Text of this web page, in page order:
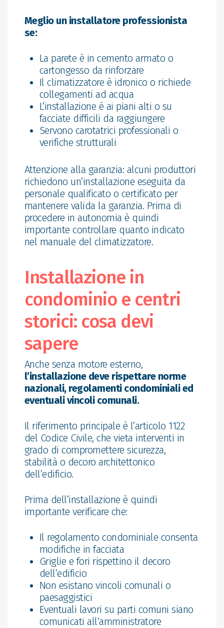
Meglio un installatore professionista
se:
La parete è in cemento armato o
cartongesso da rinforzare
Il climatizzatore è idronico o richiede
collegamenti ad acqua
L’installazione è ai piani alti o su
facciate difficili da raggiungere
Servono carotatrici professionali o
verifiche strutturali
Attenzione alla garanzia: alcuni produttori
richiedono un’installazione eseguita da
personale qualificato o certificato per
mantenere valida la garanzia. Prima di
procedere in autonomia è quindi
importante controllare quanto indicato
nel manuale del climatizzatore.
Installazione in
condominio e centri
storici: cosa devi
sapere
Anche senza motore esterno,
l’installazione deve rispettare norme
nazionali, regolamenti condominiali ed
eventuali vincoli comunali.
Il riferimento principale è l’articolo 1122
del Codice Civile, che vieta interventi in
grado di compromettere sicurezza,
stabilità o decoro architettonico
dell’edificio.
Prima dell’installazione è quindi
importante verificare che:
Il regolamento condominiale consenta
modifiche in facciata
Griglie e fori rispettino il decoro
dell’edificio
Non esistano vincoli comunali o
paesaggistici
Eventuali lavori su parti comuni siano
comunicati all’amministratore